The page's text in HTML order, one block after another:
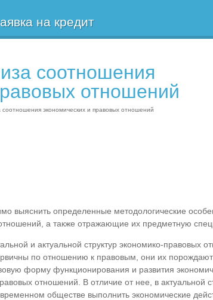
на кредит
соотношения
отношений
экономических и правовых отношений
выяснить определенные методологические
а также отражающие их предметную
и актуальной структур экономико-правовых
по отношению к правовым, они их
форму функционирования и развития
отношений. В отличие от нее, в актуальной
обществе выполнить экономические